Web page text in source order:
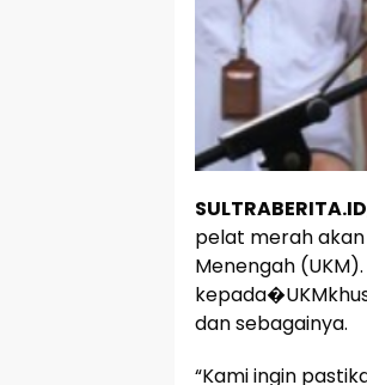
pelat merah
Menengah
dan sebagainya.
“Kami ingin